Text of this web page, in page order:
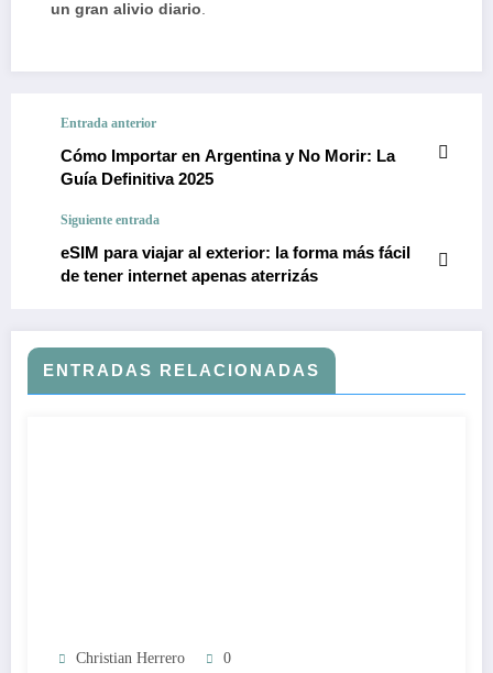
un gran alivio diario.
Entrada anterior
Cómo Importar en Argentina y No Morir: La
Guía Definitiva 2025
Siguiente entrada
eSIM para viajar al exterior: la forma más fácil
de tener internet apenas aterrizás
ENTRADAS RELACIONADAS
Christian Herrero 0